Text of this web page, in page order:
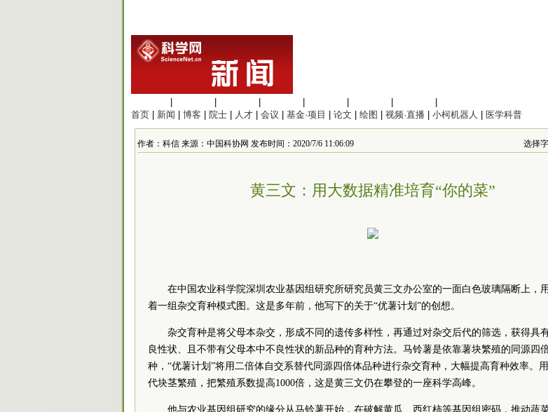
首页
新闻 博客 院士 人才 会议 基金·项目 论文 绘图 视频·直播 小柯机器人 医学科普
作者：科信 来源：中国科协网 发布时间：2020/7/6 11:06:09 选择
黄三文：用大数据精准培育“你的菜”
在中国农业科学院深圳农业基因组研究所研究员黄三文办公室的一面白色玻璃隔断上，
着一组杂交育种模式图。这是多年前，他写下的关于“优薯计划”的创想。
杂交育种是将父母本杂交，形成不同的遗传多样性，再通过对杂交后代的筛选，获得具
良性状、且不带有父母本中不良性状的新品种的育种方法。马铃薯是依靠薯块繁殖的同源四
种，“优薯计划”将用二倍体自交系替代同源四倍体品种进行杂交育种，大幅提高育种效率。
代块茎繁殖，把繁殖系数提高1000倍，这是黄三文仍在攀登的一座科学高峰。
他与农业基因组研究的缘分从马铃薯开始，在破解黄瓜、西红柿等基因组密码，推动蔬